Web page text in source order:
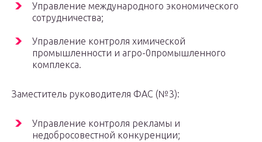
Управление международного экономического
сотрудничества;
Управление контроля химической
промышленности и агро-0промышленного
комплекса.
Заместитель руководителя ФАС (№3):
Управление контроля рекламы и
недобросовестной конкуренции;